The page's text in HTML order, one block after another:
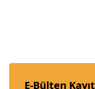
E-Bülten Kayıt